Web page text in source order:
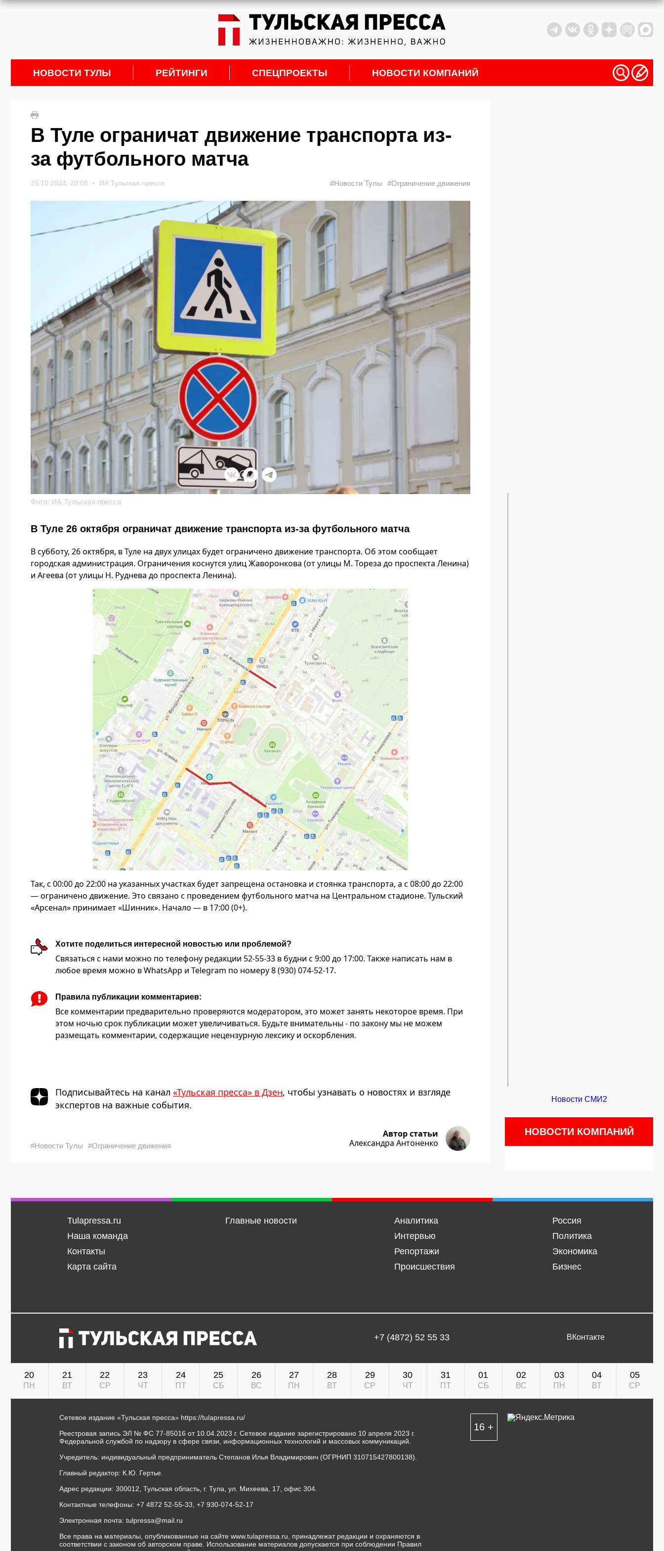
НОВОСТИ ТУЛЫ РЕЙТИНГИ СПЕЦПРОЕКТЫ НОВОСТИ КОМПАНИЙ
В Туле ограничат движение транспорта из-
за футбольного матча
25.10.2024, 20:06 ИА Тульская пресса #Новости Тулы #Ограничение движения
Фото: ИА Тульская пресса
В Туле 26 октября ограничат движение транспорта из-за футбольного матча
В субботу, 26 октября, в Туле на двух улицах будет ограничено движение транспорта. Об этом сообщает
городская администрация. Ограничения коснутся улиц Жаворонкова (от улицы М. Тореза до проспекта Ленина)
и Агеева (от улицы Н. Руднева до проспекта Ленина).
Так, с 00:00 до 22:00 на указанных участках будет запрещена остановка и стоянка транспорта, а с 08:00 до 22:00
— ограничено движение. Это связано с проведением футбольного матча на Центральном стадионе. Тульский
«Арсенал» принимает «Шинник». Начало — в 17:00 (0+).
Хотите поделиться интересной новостью или проблемой?
Связаться с нами можно по телефону редакции 52-55-33 в будни с 9:00 до 17:00. Также написать нам в
любое время можно в WhatsApp и Telegram по номеру 8 (930) 074-52-17.
Правила публикации комментариев:
Все комментарии предварительно проверяются модератором, это может занять некоторое время. При
этом ночью срок публикации может увеличиваться. Будьте внимательны - по закону мы не можем
размещать комментарии, содержащие нецензурную лексику и оскорбления.
Подписывайтесь на канал «Тульская пресса» в Дзен, чтобы узнавать о новостях и взгляде
экспертов на важные события.
#Новости Тулы #Ограничение движения
Автор статьи
Александра Антоненко
Новости СМИ2
НОВОСТИ КОМПАНИЙ
Tulapressa.ru
Наша команда
Контакты
Карта сайта
Главные новости
Аналитика
Интервью
Репортажи
Происшествия
Россия
Политика
Экономика
Бизнес
+7 (4872) 52 55 33 ВКонтакте
20
ПН
21
ВТ
22
СР
23
ЧТ
24
ПТ
25
СБ
26
ВС
27
ПН
28
ВТ
29
СР
30
ЧТ
31
ПТ
01
СБ
02
ВС
03
ПН
04
ВТ
05
СР
Сетевое издание «Тульская пресса» https://tulapressa.ru/
Реестровая запись ЭЛ № ФС 77-85016 от 10.04.2023 г. Сетевое издание зарегистрировано 10 апреля 2023 г.
Федеральной службой по надзору в сфере связи, информационных технологий и массовых коммуникаций.
Учредитель: индивидуальный предприниматель Степанов Илья Владимирович (ОГРНИП 310715427800138).
Главный редактор: К.Ю. Гертье.
Адрес редакции: 300012, Тульская область, г. Тула, ул. Михеева, 17, офис 304.
Контактные телефоны: +7 4872 52-55-33, +7 930-074-52-17
Электронная почта: tulpressa@mail.ru
Все права на материалы, опубликованные на сайте www.tulapressa.ru, принадлежат редакции и охраняются в
соответствии с законом об авторском праве. Использование материалов допускается при соблюдении Правил
16 +